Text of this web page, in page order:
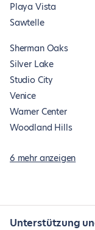
Playa Vista
Sawtelle
Sherman Oaks
Silver Lake
Studio City
Venice
Warner Center
Woodland Hills
6 mehr anzeigen
Unterstützung